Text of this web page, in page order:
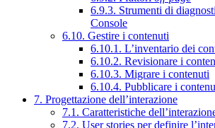
6.9.3. Strumenti di
Console
6.10. Gestire i contenuti
6.10.1. L’inventario dei
6.10.2. Revisionare i
6.10.3. Migrare i contenuti
6.10.4. Pubblicare i
7. Progettazione dell’interazione
7.1. Caratteristiche
7.2. User stories per definire